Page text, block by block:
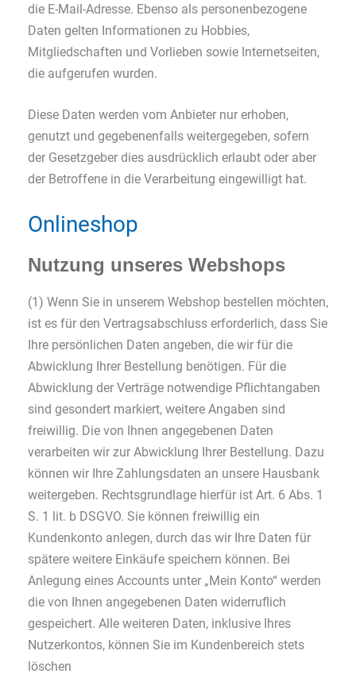
die E-Mail-Adresse. Ebenso als personenbezogene
Daten gelten Informationen zu Hobbies,
Mitgliedschaften und Vorlieben sowie Internetseiten,
die aufgerufen wurden.
Diese Daten werden vom Anbieter nur erhoben,
genutzt und gegebenenfalls weitergegeben, sofern
der Gesetzgeber dies ausdrücklich erlaubt oder aber
der Betroffene in die Verarbeitung eingewilligt hat.
Onlineshop
Nutzung unseres Webshops
(1) Wenn Sie in unserem Webshop bestellen möchten,
ist es für den Vertragsabschluss erforderlich, dass Sie
Ihre persönlichen Daten angeben, die wir für die
Abwicklung Ihrer Bestellung benötigen. Für die
Abwicklung der Verträge notwendige Pflichtangaben
sind gesondert markiert, weitere Angaben sind
freiwillig. Die von Ihnen angegebenen Daten
verarbeiten wir zur Abwicklung Ihrer Bestellung. Dazu
können wir Ihre Zahlungsdaten an unsere Hausbank
weitergeben. Rechtsgrundlage hierfür ist Art. 6 Abs. 1
S. 1 lit. b DSGVO. Sie können freiwillig ein
Kundenkonto anlegen, durch das wir Ihre Daten für
spätere weitere Einkäufe speichern können. Bei
Anlegung eines Accounts unter „Mein Konto“ werden
die von Ihnen angegebenen Daten widerruflich
gespeichert. Alle weiteren Daten, inklusive Ihres
Nutzerkontos, können Sie im Kundenbereich stets
löschen